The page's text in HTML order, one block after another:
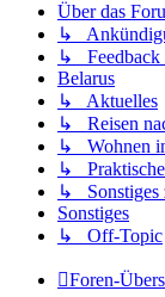
Über das
↳
↳ Feedback
Belarus
↳ Aktuelles
↳ Reisen
↳ Wohnen
↳ Praktische
↳ Sonstiges
Sonstiges
↳ Off-Topic
Foren-